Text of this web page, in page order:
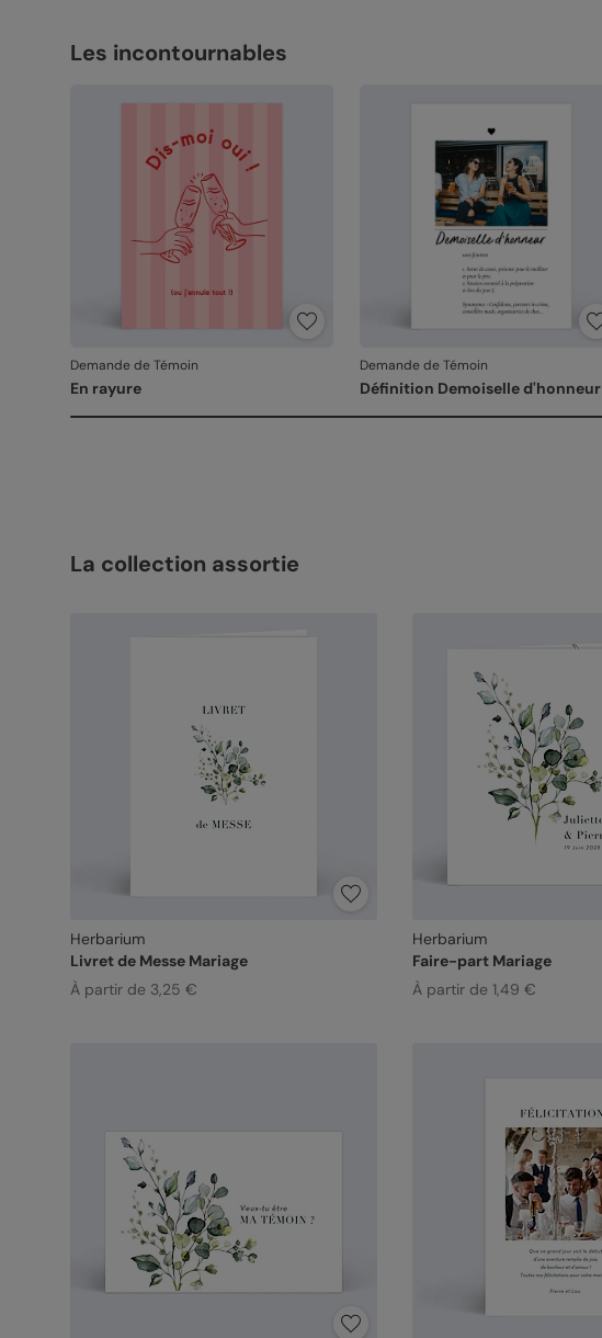
Les incontournables
Demande de Témoin
En rayure
Demande de Témoin
Définition Demoiselle d'honneur
La collection assortie
Herbarium
Livret de Messe Mariage
À partir de 3,25 €
Herbarium
Faire-part Mariage
À partir de 1,49 €